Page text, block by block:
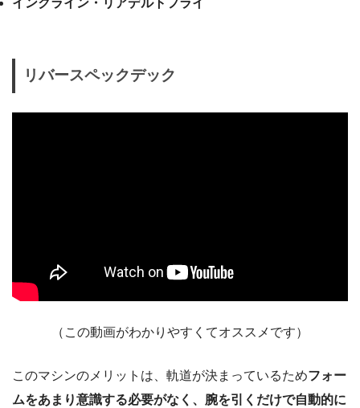
リバースペックデック
（この動画がわかりやすくてオススメです）
このマシンのメリットは、軌道が決まっているためフォー
ムをあまり意識する必要がなく、腕を引くだけで自動的に